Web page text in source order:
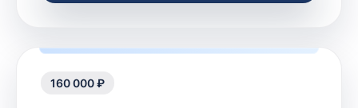
160 000 ₽